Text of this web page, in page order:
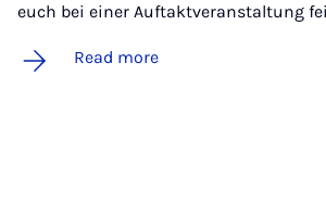
euch bei einer Auftaktveranstaltung
Read more